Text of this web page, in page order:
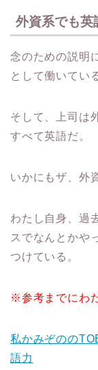
外資系でも英
念のための説明
として働いてい
そして、上司は
すべて英語だ。
いかにもザ、外
わたし自身、過
スでなんとかや
つけている。
※参考までにわ
私かみぞのの
語力